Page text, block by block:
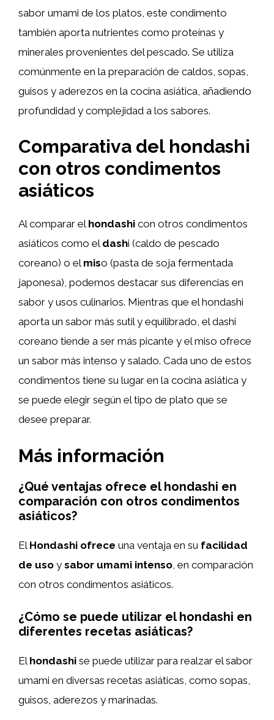
sabor umami de los platos, este condimento
también aporta nutrientes como proteínas y
minerales provenientes del pescado. Se utiliza
comúnmente en la preparación de caldos, sopas,
guisos y aderezos en la cocina asiática, añadiendo
profundidad y complejidad a los sabores.
Comparativa del hondashi
con otros condimentos
asiáticos
Al comparar el hondashi con otros condimentos
asiáticos como el dashi (caldo de pescado
coreano) o el miso (pasta de soja fermentada
japonesa), podemos destacar sus diferencias en
sabor y usos culinarios. Mientras que el hondashi
aporta un sabor más sutil y equilibrado, el dashi
coreano tiende a ser más picante y el miso ofrece
un sabor más intenso y salado. Cada uno de estos
condimentos tiene su lugar en la cocina asiática y
se puede elegir según el tipo de plato que se
desee preparar.
Más información
¿Qué ventajas ofrece el hondashi en
comparación con otros condimentos
asiáticos?
El Hondashi ofrece una ventaja en su facilidad
de uso y sabor umami intenso , en comparación
con otros condimentos asiáticos.
¿Cómo se puede utilizar el hondashi en
diferentes recetas asiáticas?
El hondashi se puede utilizar para realzar el sabor
umami en diversas recetas asiáticas, como sopas,
guisos, aderezos y marinadas.